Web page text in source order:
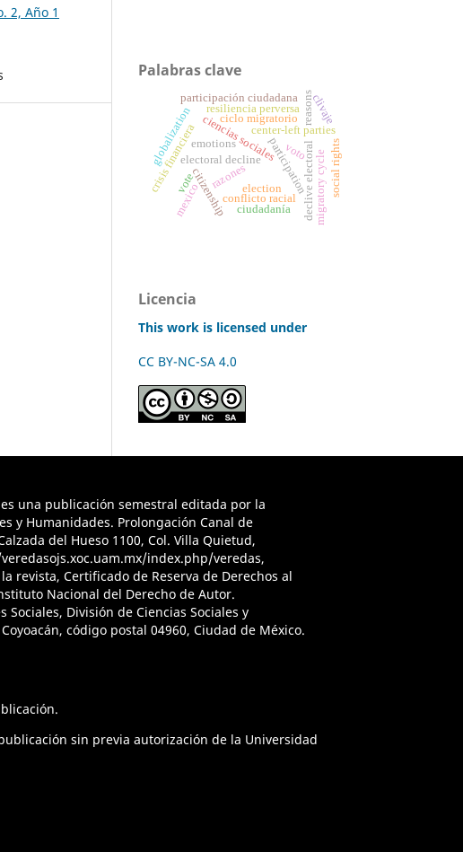
2, Año 1
Palabras clave
ciencias socialesparticipation
center-left parties
electoral decline
crisis financiera declive electoralmigratory cycle
globalization
conflicto racial
ciclo migratorio
social rights
citizenship election
razones
voto
reasons
emotions
vote
mexico
participación ciudadana
ciudadanía
clivaje
resiliencia perversa
Licencia
This work is licensed under
CC BY-NC-SA 4.0
es una publicación semestral editada por la
y Humanidades. Prolongación Canal de
del Hueso 1100, Col. Villa Quietud,
index.php/veredas,
revista, Certificado de Reserva de Derechos al
Nacional del Derecho de Autor.
División de Ciencias Sociales y
código postal 04960, Ciudad de México.
sin previa autorización de la Universidad